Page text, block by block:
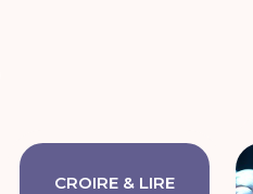
CROIRE & LIRE